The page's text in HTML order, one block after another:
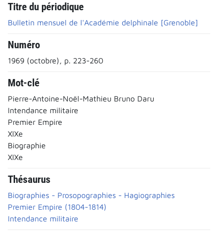
Titre du périodique
Bulletin mensuel de l'Académie delphinale [Grenoble]
Numéro
1969 (octobre), p. 223-260
Mot-clé
Pierre-Antoine-Noël-Mathieu Bruno Daru
Intendance militaire
Premier Empire
XIXe
Biographie
XIXe
Thésaurus
Biographies - Prosopographies - Hagiographies
Premier Empire (1804-1814)
Intendance militaire